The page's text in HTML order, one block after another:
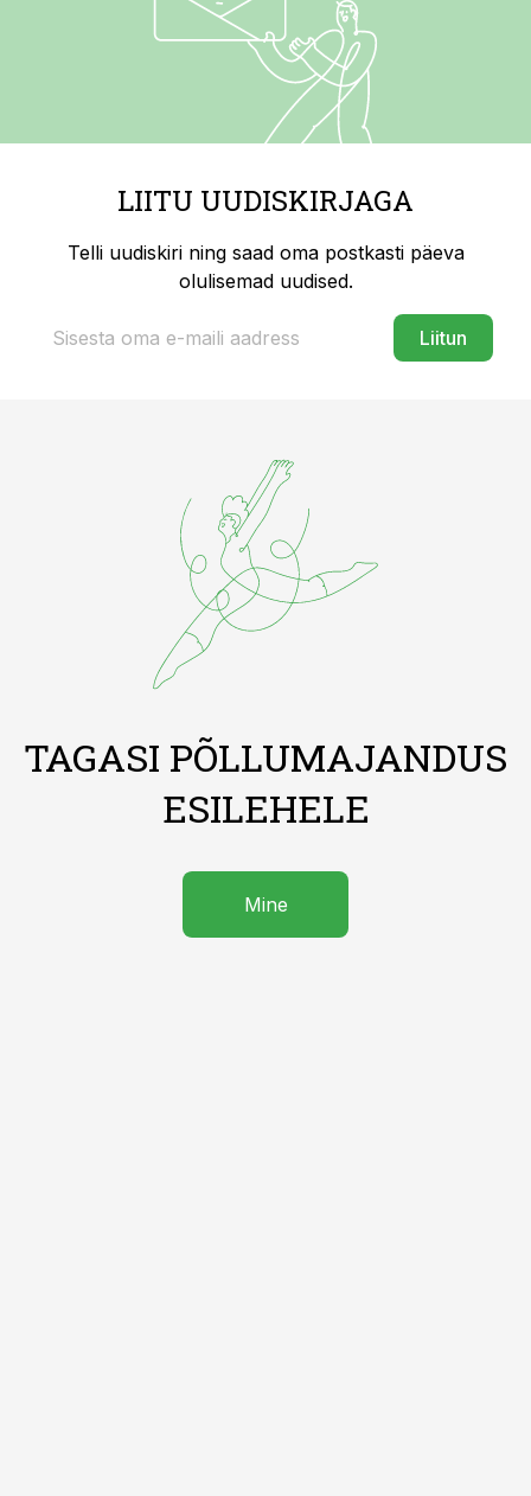
LIITU UUDISKIRJAGA
Telli uudiskiri ning saad oma postkasti päeva
olulisemad uudised.
Liitun
TAGASI PÕLLUMAJANDUS
ESILEHELE
Mine